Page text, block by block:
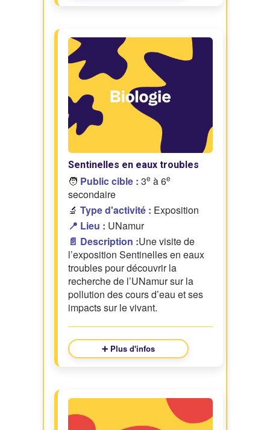
Sentinelles en eaux troubles
🧑 Public cible : 3e à 6e
secondaire
🔬 Type d'activité : Exposition
📍 Lieu : UNamur
📄 Description :Une visite de
l’exposition Sentinelles en eaux
troubles pour découvrir la
recherche de l’UNamur sur la
pollution des cours d’eau et ses
impacts sur le vivant.
➕ Plus d'infos